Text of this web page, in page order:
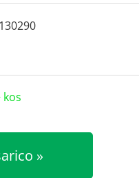
130290
kos